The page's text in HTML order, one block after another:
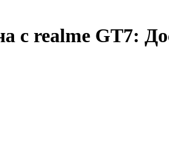
с realme GT7: